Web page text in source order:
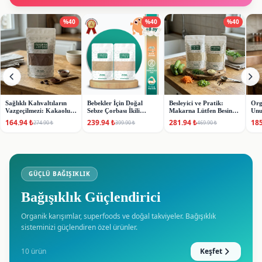
%40
Sağlıklı Kahvaltıların
Vazgeçilmezi: Kakaolu
Karışımı (235g)
164.94₺274.90₺
%40
Bebekler İçin Doğal
Sebze Çorbası İkili
Brokoli Lezzeti
239.94₺399.90₺
%40
Besleyici ve Pratik:
Makarna Lütfen Besin
Karışımı 2'li Paket
281.94₺469.90₺
💪
GÜÇLÜ BAĞIŞIKLIK
Bağışıklık Güçlendirici
Organik karışımlar, superfoods ve doğal takviyeler. Bağışıklık
sisteminizi güçlendiren özel ürünler.
10 ürün Keşfet